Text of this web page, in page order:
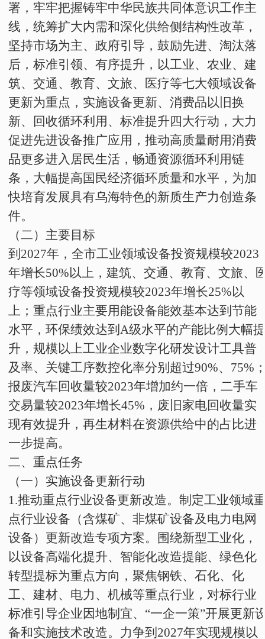
署，牢牢把握铸牢中华民族共同体意识工作主
线，统筹扩大内需和深化供给侧结构性改革，
坚持市场为主、政府引导，鼓励先进、淘汰落
后，标准引领、有序提升，以工业、农业、建
筑、交通、教育、文旅、医疗等七大领域设备
更新为重点，实施设备更新、消费品以旧换
新、回收循环利用、标准提升四大行动，大力
促进先进设备推广应用，推动高质量耐用消费
品更多进入居民生活，畅通资源循环利用链
条，大幅提高国民经济循环质量和水平，为加
快培育发展具有乌海特色的新质生产力创造条
件。
（二）主要目标
到 2027年，全市工业领域设备投资规模较2023
年增长50%以上，建筑、交通、教育、文旅、
疗等领域设备投资规模较2023年增长25%以
上；重点行业主要用能设备能效基本达到节能
水平，环保绩效达到A级水平的产能比例大幅
升，规模以上工业企业数字化研发设计工具普
及率、关键工序数控化率分别超过90%、 75%
报废汽车回收量较2023年增加约一倍，二手车
交易量较2023年增长45% ，废旧家电回收量实
现有效提升，再生材料在资源供给中的占比进
一步提高。
二、重点任务
（一）实施设备更新行动
1.推动重点行业设备更新改造。制定工业领域
点行业设备 （含煤矿、非煤矿设备及电力电网
设备） 更新改造专项方案。围绕新型工业化，
以设备高端化提升、智能化改造提能、绿色化
转型提标为重点方向，聚焦钢铁、石化、化
工、建材、电力、机械等重点行业，对标行业
标准引导企业因地制宜、“一企一策”开展更新
备和实施技术改造。力争到 2027年实现规模以